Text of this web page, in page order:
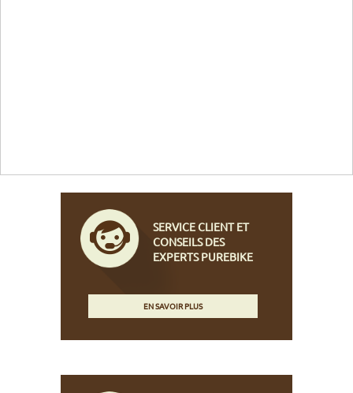
SERVICE CLIENT ET
CONSEILS DES
EXPERTS PUREBIKE
EN SAVOIR PLUS